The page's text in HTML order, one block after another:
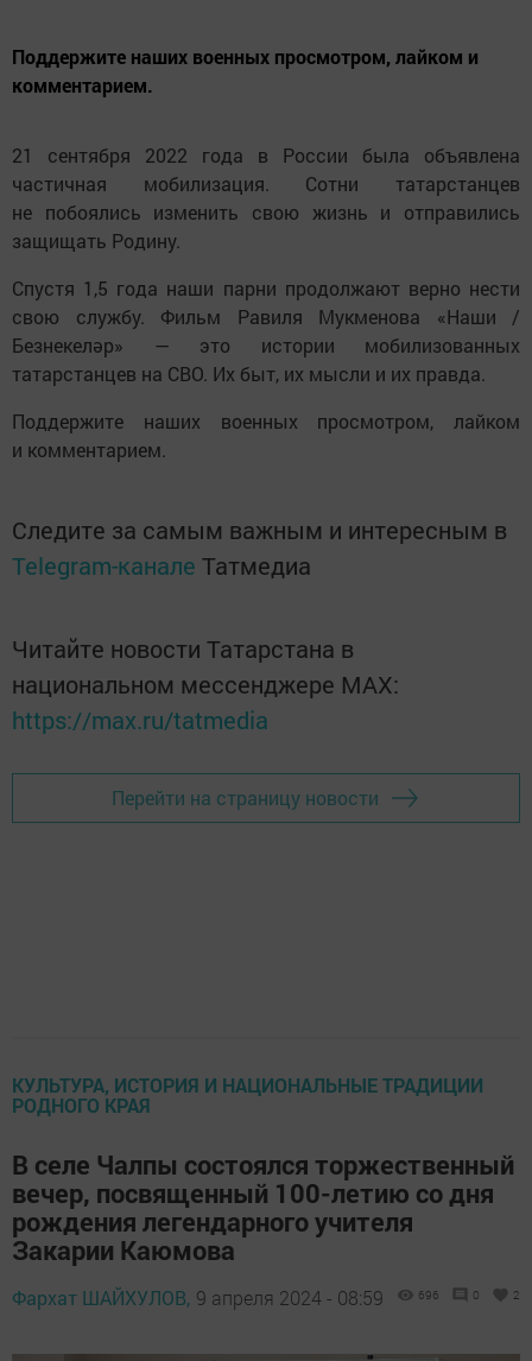
Поддержите наших военных просмотром, лайком и
комментарием.
21 сентября 2022 года в России была объявлена
частичная мобилизация. Сотни татарстанцев
не побоялись изменить свою жизнь и отправились
защищать Родину.
Спустя 1,5 года наши парни продолжают верно нести
свою службу. Фильм Равиля Мукменова «Наши /
Безнекеләр» — это истории мобилизованных
татарстанцев на СВО. Их быт, их мысли и их правда.
Поддержите наших военных просмотром, лайком
и комментарием.
Следите за самым важным и интересным в
Telegram-канале Татмедиа
Читайте новости Татарстана в
национальном мессенджере MАХ:
https://max.ru/tatmedia
Перейти на страницу новости
КУЛЬТУРА, ИСТОРИЯ И НАЦИОНАЛЬНЫЕ ТРАДИЦИИ
РОДНОГО КРАЯ
В селе Чалпы состоялся торжественный
вечер, посвященный 100-летию со дня
рождения легендарного учителя
Закарии Каюмова
Фархат ШАЙХУЛОВ, 9 апреля 2024 - 08:59 696 0 2